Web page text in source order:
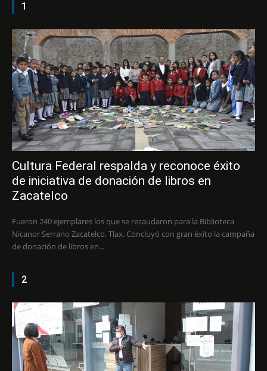
1
Cultura Federal respalda y reconoce éxito
de iniciativa de donación de libros en
Zacatelco
Fueron 240 ejemplares los que se recaudaron para la Biblioteca
Nicanor Serrano Zacatelco, Tlax. Concluyó con gran éxito la campaña
de donación de libros en...
2